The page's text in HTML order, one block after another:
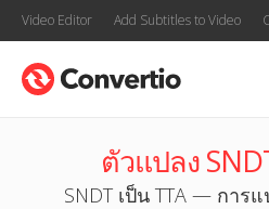
Video Editor Add Subtitles to Video
ตัวแปลง
SNDT เป็น TTA — การ